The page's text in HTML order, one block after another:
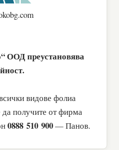
ООД преустановява
видове фолиа
получите от фирма
0888 510 900— Панов.